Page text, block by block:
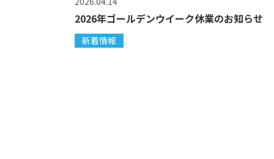
2026年ゴールデンウイーク休業のお知らせ
新着情報